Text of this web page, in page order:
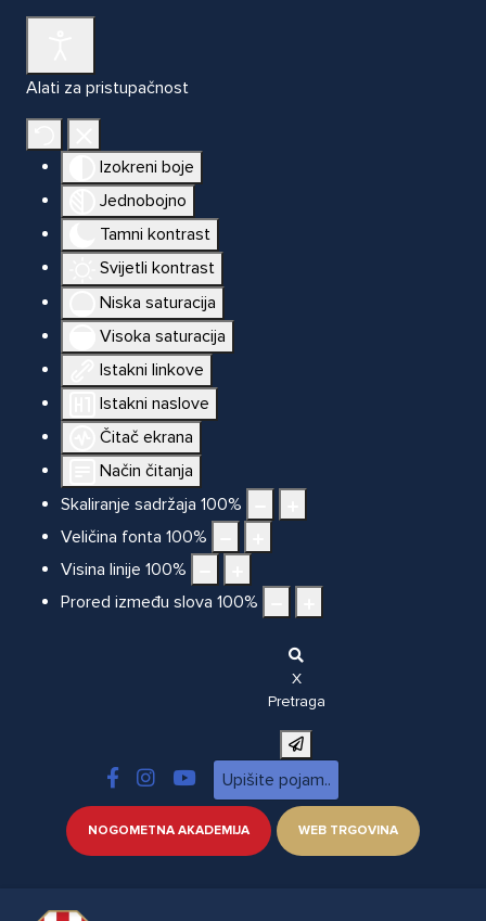
Alati za pristupačnost
Izokreni boje
Jednobojno
Tamni kontrast
Svijetli kontrast
Niska saturacija
Visoka saturacija
Istakni linkove
Istakni naslove
Čitač ekrana
Način čitanja
Skaliranje sadržaja 100%
Veličina fonta 100%
Visina linije 100%
Prored između slova 100%
X
Pretraga
NOGOMETNA AKADEMIJA WEB TRGOVINA